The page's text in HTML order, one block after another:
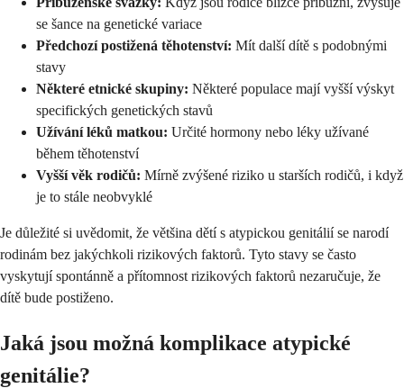
se šance na genetické variace
Předchozí postižená těhotenství: Mít další dítě s podobnými
stavy
Některé etnické skupiny: Některé populace mají vyšší výskyt
specifických genetických stavů
Užívání léků matkou: Určité hormony nebo léky užívané
během těhotenství
Vyšší věk rodičů: Mírně zvýšené riziko u starších rodičů, i když
je to stále neobvyklé
Je důležité si uvědomit, že většina dětí s atypickou genitálií se narodí
rodinám bez jakýchkoli rizikových faktorů. Tyto stavy se často
vyskytují spontánně a přítomnost rizikových faktorů nezaručuje, že
dítě bude postiženo.
Jaká jsou možná komplikace atypické
genitálie?